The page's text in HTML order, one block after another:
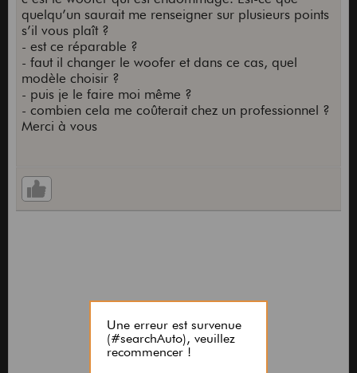
quelqu’un saurait me renseigner sur plusieurs points
s’il vous plaît ?
- est ce réparable ?
- faut il changer le woofer et dans ce cas, quel
modèle choisir ?
- puis je le faire moi même ?
- combien cela me coûterait chez un professionnel ?
Merci à vous